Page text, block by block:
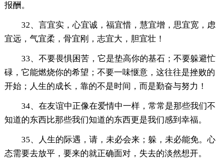
报酬。
32、言宜实，心宜诚，福宜惜，慧宜增，思宜宽，虑
宜远，气宜柔，骨宜刚，志宜大，胆宜壮！
33、不要畏惧困苦，它是垫高你的基石；不要躲避忙
碌，它能燃烧你的希望；不要一味惬意，这往往是挫败的
开始；人生的成长，靠的不是时间，而是勤奋与努力！
34、在友谊中正像在爱情中一样，常常是那些我们不
知道的东西比那些我们知道的东西更是我们感到幸福。
35、人生的际遇，请，未必会来；躲，未必能免。心
态需要去放平，要来的就正确面对，失去的淡然想开。